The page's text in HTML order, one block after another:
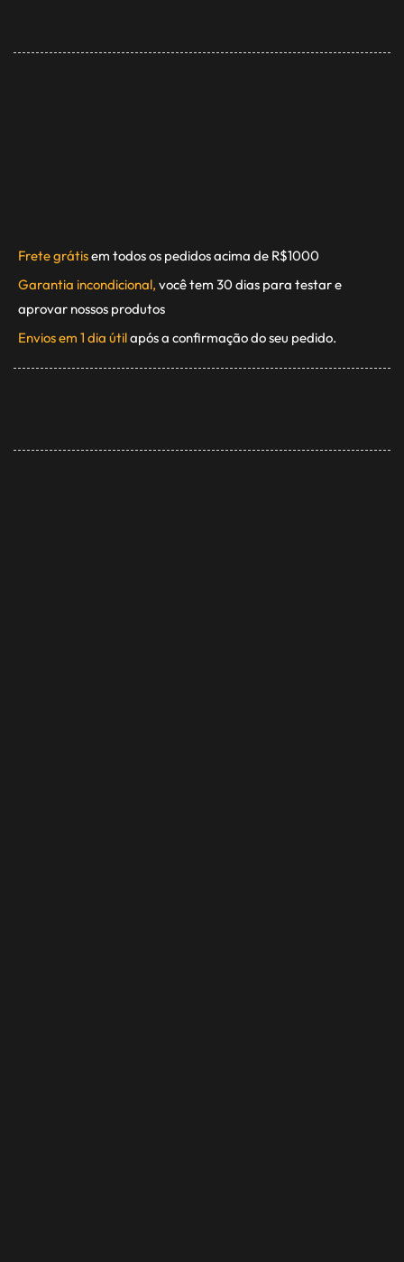
Frete grátisem todos os pedidos acima de R$1000
Garantia incondicional, você tem 30 dias para testar e
aprovar nossos produtos
Envios em 1 dia útilapós a confirmação do seu pedido.